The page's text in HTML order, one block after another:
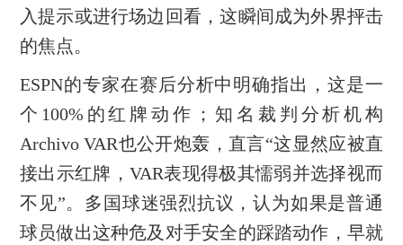
入提示或进行场边回看，这瞬间成为外界抨击
的焦点。
ESPN的专家在赛后分析中明确指出，这是一
个100%的红牌动作；知名裁判分析机构
Archivo VAR也公开炮轰，直言“这显然应被直
接出示红牌，VAR表现得极其懦弱并选择视而
不见”。多国球迷强烈抗议，认为如果是普通
球员做出这种危及对手安全的踩踏动作，早就